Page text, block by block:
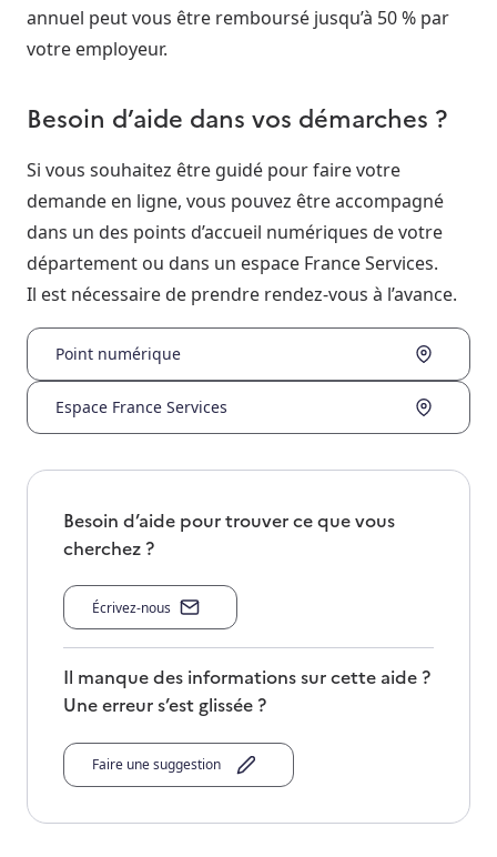
annuel peut vous être remboursé jusqu’à 50 % par
votre employeur.
Besoin d’aide dans vos démarches ?
Si vous souhaitez être guidé pour faire votre
demande en ligne, vous pouvez être accompagné
dans un des points d’accueil numériques de votre
département ou dans un espace France Services.
Il est nécessaire de prendre rendez-vous à l’avance.
Point numérique
Espace France Services
Besoin d’aide pour trouver ce que vous
cherchez ?
Écrivez-nous
Il manque des informations sur cette aide ?
Une erreur s’est glissée ?
Faire une suggestion